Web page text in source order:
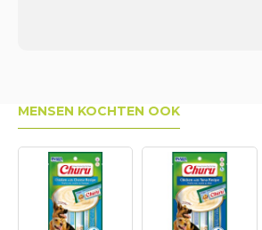
MENSEN KOCHTEN OOK